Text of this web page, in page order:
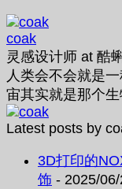
coak
灵感设计师 at 酷
人类会不会就是
宙其实就是那个生
Latest posts by
3D打印的
饰 - 2025/